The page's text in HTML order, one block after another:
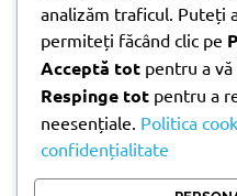
Parchet laminat sau
Materiale pentru
și când se folosesc
Ghid practic pentru
pentru fiecare încăpere
Produse
analizăm traficul. Puteți
permiteți făcând clic pe
Acceptă tot pentru a
Respinge tot pentru a
neesențiale. Politica
confidențialitate